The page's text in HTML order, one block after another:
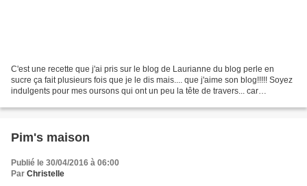
C'est une recette que j'ai pris sur le blog de Laurianne du blog perle en
sucre ça fait plusieurs fois que je le dis mais.... que j'aime son blog!!!!! Soyez
indulgents pour mes oursons qui ont un peu la tête de travers... car
Pim's maison
Publié le 30/04/2016 à 06:00
Par Christelle